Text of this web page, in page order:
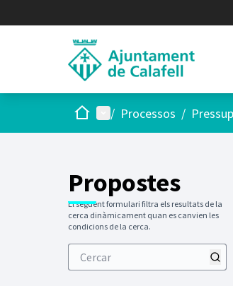
Inici Menú principal
/ Processos /
Propostes
El següent formulari filtra els resultats de la
cerca dinàmicament quan es canvien les
condicions de la cerca.